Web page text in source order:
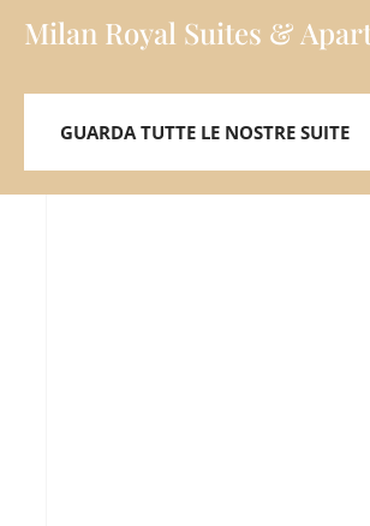
Milan Royal Suites &
GUARDA TUTTE LE NOSTRE SUITE